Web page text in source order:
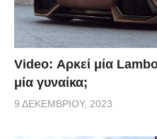
Video: Αρκεί μία
μία γυναίκα;
9 ΔΕΚΕΜΒΡΊΟΥ, 2023